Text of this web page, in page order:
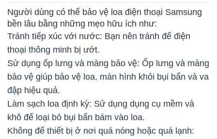
Người dùng có thể bảo vệ loa điện thoại Samsung
bền lâu bằng những mẹo hữu ích như:
Tránh tiếp xúc với nước: Bạn nên tránh để điện
thoại thông minh bị ướt.
Sử dụng ốp lưng và màng bảo vệ: Ốp lưng và màng
bảo vệ giúp bảo vệ loa, màn hình khỏi bụi bẩn và va
đập hiệu quả.
Làm sạch loa định kỳ: Sử dụng dụng cụ mềm và
khô để loại bỏ bụi bẩn bám vào loa.
Không để thiết bị ở nơi quá nóng hoặc quá lạnh: